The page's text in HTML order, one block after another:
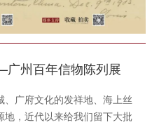
州百年信物陈列展
广府文化的发祥地、海上丝
，近代以来给我们留下大批